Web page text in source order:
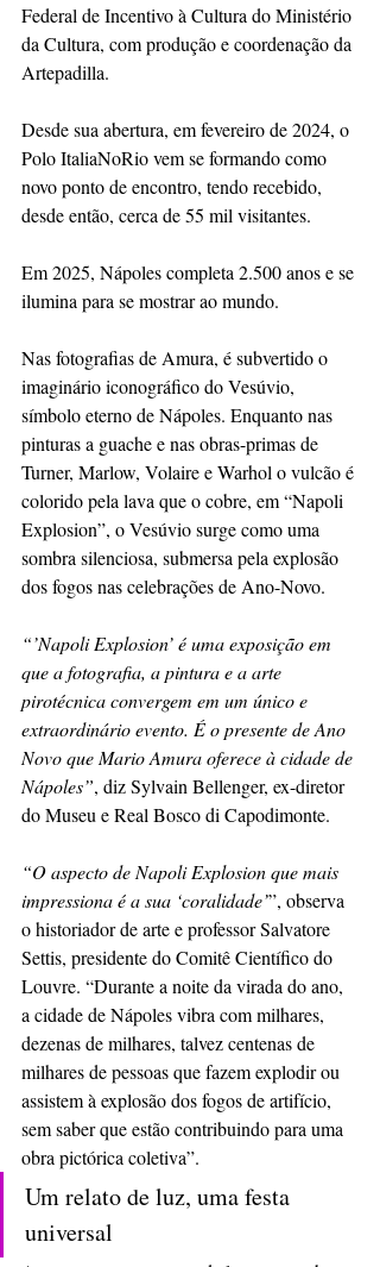
Federal de Incentivo à Cultura do Ministério
da Cultura, com produção e coordenação da
Artepadilla.
Desde sua abertura, em fevereiro de 2024, o
Polo ItaliaNoRio vem se formando como
novo ponto de encontro, tendo recebido,
desde então, cerca de 55 mil visitantes.
Em 2025, Nápoles completa 2.500 anos e se
ilumina para se mostrar ao mundo.
Nas fotografias de Amura, é subvertido o
imaginário iconográfico do Vesúvio,
símbolo eterno de Nápoles. Enquanto nas
pinturas a guache e nas obras-primas de
Turner, Marlow, Volaire e Warhol o vulcão é
colorido pela lava que o cobre, em “Napoli
Explosion”, o Vesúvio surge como uma
sombra silenciosa, submersa pela explosão
dos fogos nas celebrações de Ano-Novo.
“’Napoli Explosion’ é uma exposição em
que a fotografia, a pintura e a arte
pirotécnica convergem em um único e
extraordinário evento. É o presente de Ano
Novo que Mario Amura oferece à cidade de
Nápoles”, diz Sylvain Bellenger, ex-diretor
do Museu e Real Bosco di Capodimonte.
“O aspecto de Napoli Explosion que mais
impressiona é a sua ‘coralidade’”, observa
o historiador de arte e professor Salvatore
Settis, presidente do Comitê Científico do
Louvre. “Durante a noite da virada do ano,
a cidade de Nápoles vibra com milhares,
dezenas de milhares, talvez centenas de
milhares de pessoas que fazem explodir ou
assistem à explosão dos fogos de artifício,
sem saber que estão contribuindo para uma
obra pictórica coletiva”.
Um relato de luz, uma festa
universal